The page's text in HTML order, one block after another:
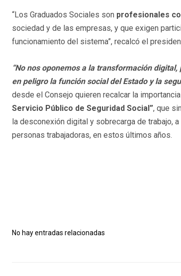
“Los Graduados Sociales son profesionales
sociedad y de las empresas, y que exigen
funcionamiento del sistema”, recalcó el
“No nos oponemos a la transformación
en peligro la función social del Estado y la
desde el Consejo quieren recalcar la
Servicio Público de Seguridad Social”, que
la desconexión digital y sobrecarga de trabajo,
personas trabajadoras, en estos últimos años.
No hay entradas relacionadas